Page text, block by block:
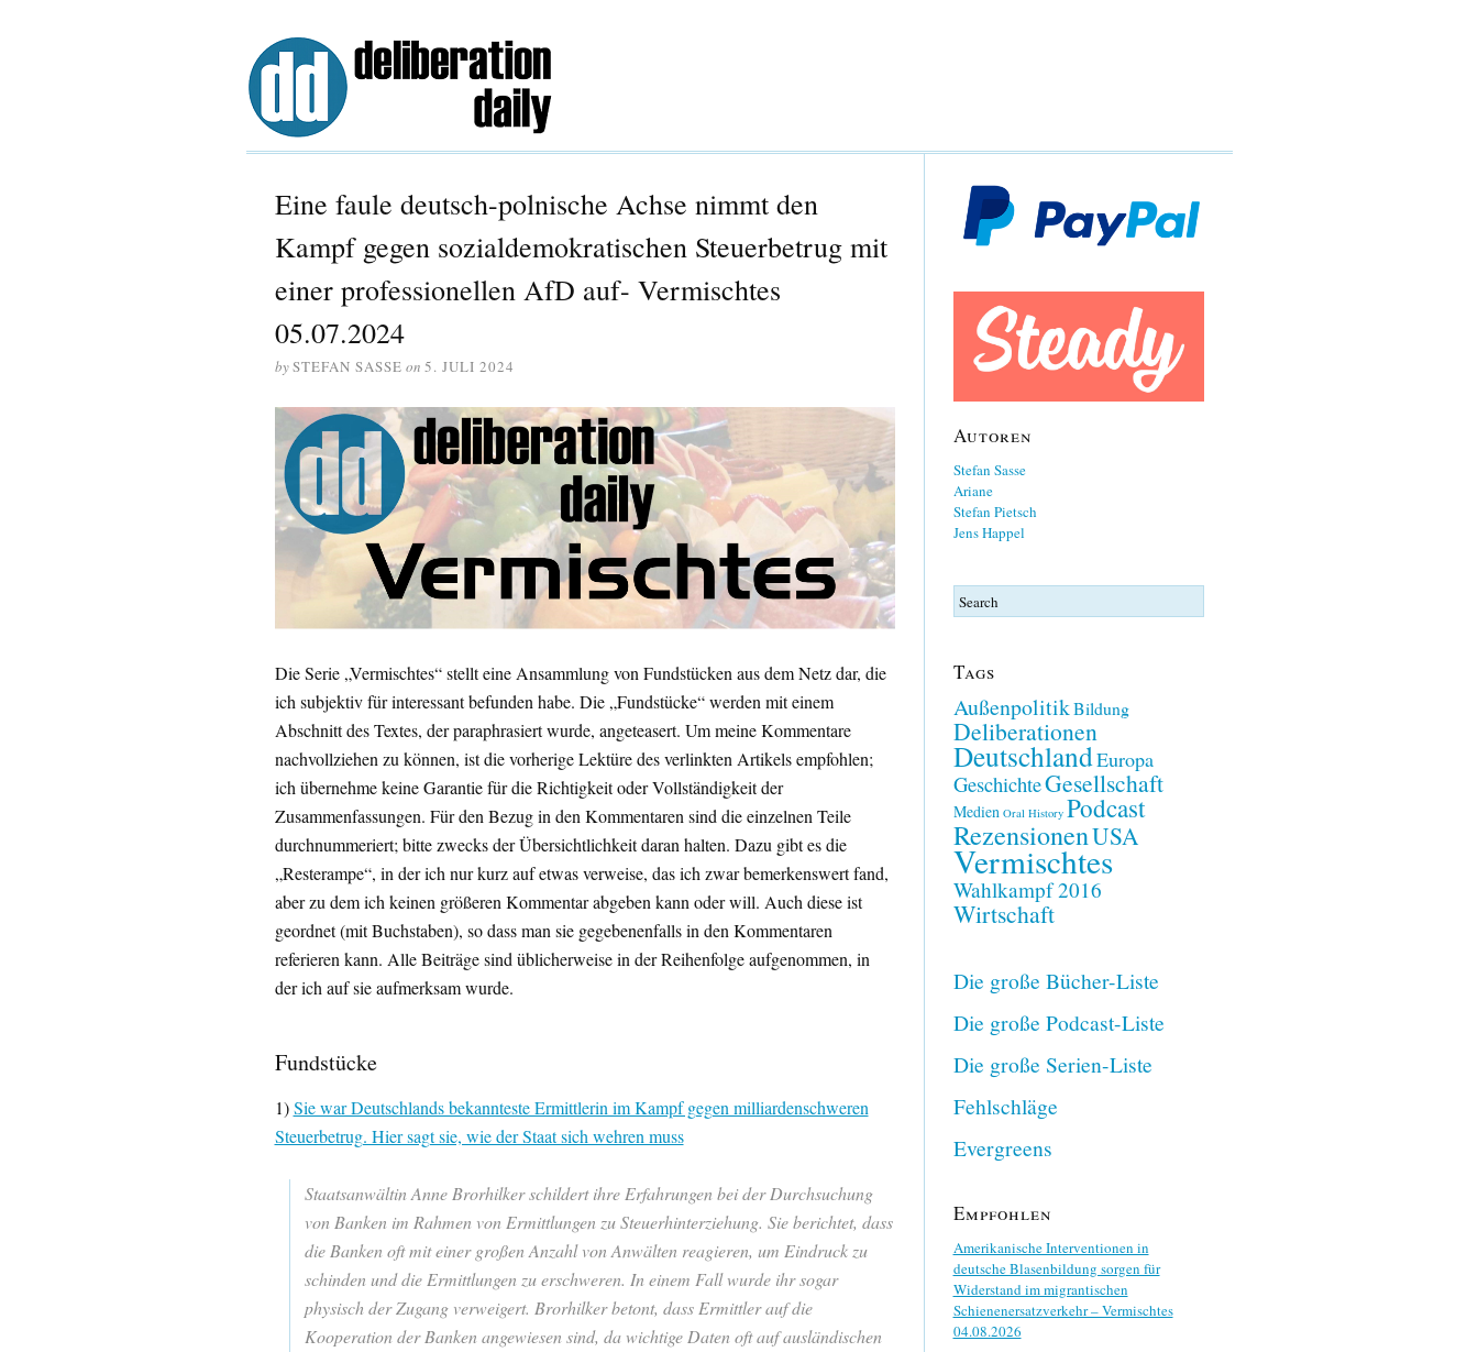
Eine faule deutsch-polnische Achse nimmt den
Kampf gegen sozialdemokratischen Steuerbetrug mit
einer professionellen AfD auf- Vermischtes
05.07.2024
bySTEFAN SASSE on 5. JULI 2024
Die Serie „Vermischtes“ stellt eine Ansammlung von Fundstücken aus dem Netz dar, die
ich subjektiv für interessant befunden habe. Die „Fundstücke“ werden mit einem
Abschnitt des Textes, der paraphrasiert wurde, angeteasert. Um meine Kommentare
nachvollziehen zu können, ist die vorherige Lektüre des verlinkten Artikels empfohlen;
ich übernehme keine Garantie für die Richtigkeit oder Vollständigkeit der
Zusammenfassungen. Für den Bezug in den Kommentaren sind die einzelnen Teile
durchnummeriert; bitte zwecks der Übersichtlichkeit daran halten. Dazu gibt es die
„Resterampe“, in der ich nur kurz auf etwas verweise, das ich zwar bemerkenswert fand,
aber zu dem ich keinen größeren Kommentar abgeben kann oder will. Auch diese ist
geordnet (mit Buchstaben), so dass man sie gegebenenfalls in den Kommentaren
referieren kann. Alle Beiträge sind üblicherweise in der Reihenfolge aufgenommen, in
der ich auf sie aufmerksam wurde.
Fundstücke
1)Sie war Deutschlands bekannteste Ermittlerin im Kampf gegen milliardenschweren
Steuerbetrug. Hier sagt sie, wie der Staat sich wehren muss
Staatsanwältin Anne Brorhilker schildert ihre Erfahrungen bei der Durchsuchung
von Banken im Rahmen von Ermittlungen zu Steuerhinterziehung. Sie berichtet, dass
die Banken oft mit einer großen Anzahl von Anwälten reagieren, um Eindruck zu
schinden und die Ermittlungen zu erschweren. In einem Fall wurde ihr sogar
physisch der Zugang verweigert. Brorhilker betont, dass Ermittler auf die
Kooperation der Banken angewiesen sind, da wichtige Daten oft auf ausländischen
Autoren
Stefan Sasse
Ariane
Stefan Pietsch
Jens Happel
Tags
AußenpolitikBildung
Deliberationen
DeutschlandEuropa
GeschichteGesellschaft
Medien Oral History Podcast
RezensionenUSA
Vermischtes
Wahlkampf 2016
Wirtschaft
Die große Bücher-Liste
Die große Podcast-Liste
Die große Serien-Liste
Fehlschläge
Evergreens
Empfohlen
Amerikanische Interventionen in
deutsche Blasenbildung sorgen für
Widerstand im migrantischen
Schienenersatzverkehr – Vermischtes
04.08.2026